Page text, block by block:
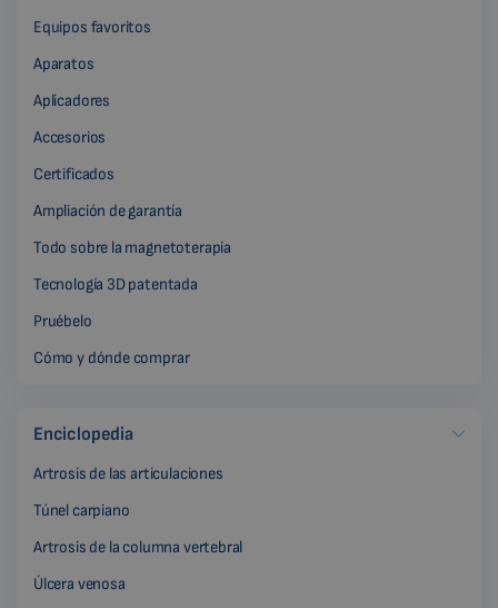
Equipos favoritos
Aparatos
Aplicadores
Accesorios
Certificados
Ampliación de garantía
Todo sobre la magnetoterapia
Tecnología 3D patentada
Pruébelo
Cómo y dónde comprar
Enciclopedia
Artrosis de las articulaciones
Túnel carpiano
Artrosis de la columna vertebral
Úlcera venosa